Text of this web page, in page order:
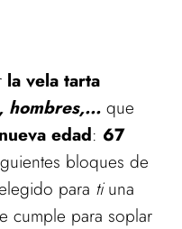
la vela tarta
hombres,... que
nueva edad: 67
bloques de
para tiuna
cumple para soplar